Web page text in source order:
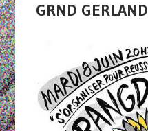
GRND GERLAND